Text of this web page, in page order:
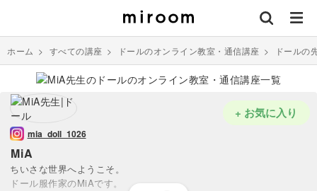
ホーム > すべての講座 > ドールのオンライン教室・通信講座 > ドールの
MiA
mia_doll_1026
ちいさな世界へようこそ。
ドール服作家のMiAです。
+ お気に入り